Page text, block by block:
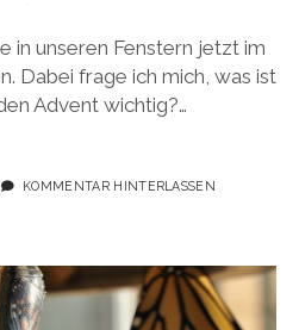
in unseren Fenstern jetzt im
Dabei frage ich mich, was ist
Advent wichtig?…
KOMMENTAR HINTERLASSEN